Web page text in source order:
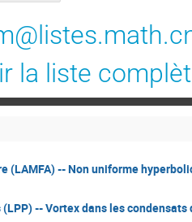
la liste
(LAMFA) -- Non uniforme
-- Vortex dans les condensats